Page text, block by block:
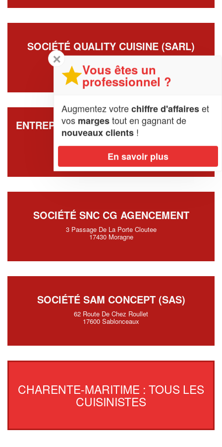
SOCIÉTÉ QUALITY CUISINE (SARL)
17600 Saujon
ENTREPRISE CORMIER MENUISERIE ET
AGENCEMENT (SARL)
17350 Saint-Savinien
SOCIÉTÉ SNC CG AGENCEMENT
3 Passage De La Porte Cloutee
17430 Moragne
SOCIÉTÉ SAM CONCEPT (SAS)
62 Route De Chez Roullet
17600 Sablonceaux
CHARENTE-MARITIME : TOUS LES
CUISINISTES
✕
Vous êtes un
professionnel ?
Augmentez votrechiffre d'affaireset
vos margestout en gagnant de
nouveaux clients !
En savoir plus